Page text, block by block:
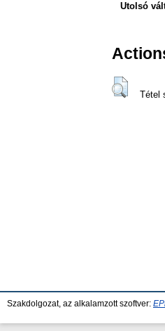
Utolsó
Tétel
Szakdolgozat, az alkalamzott szoftver: